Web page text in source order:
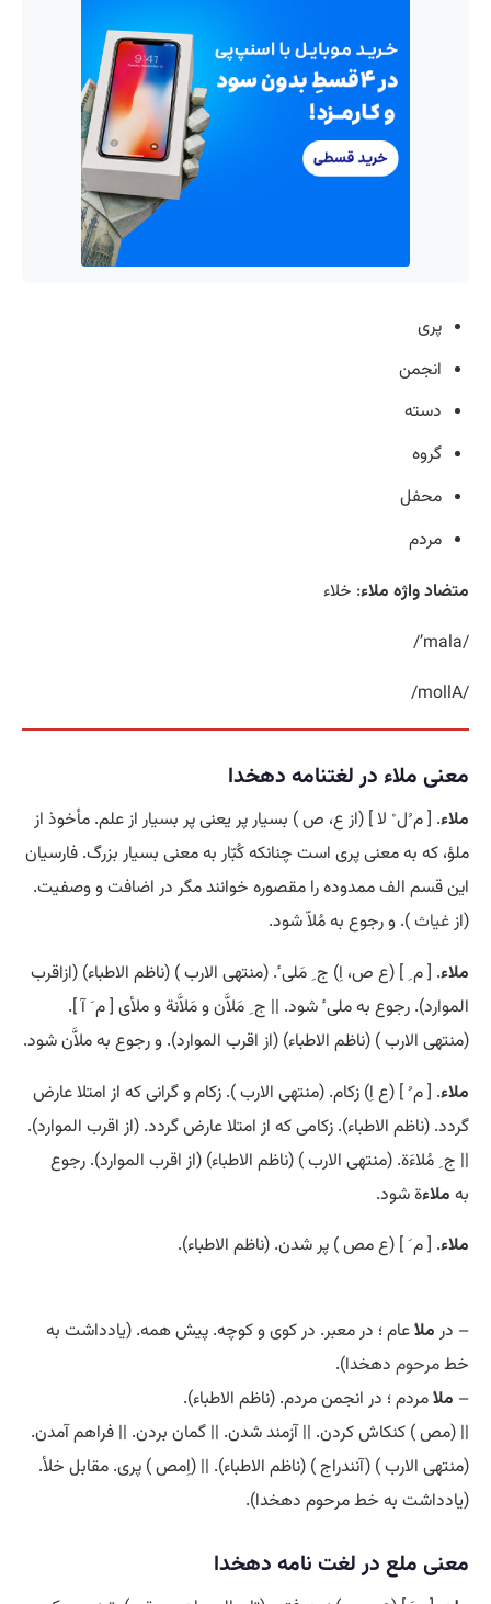
پری
انجمن
دسته
گروه
محفل
مردم
متضاد واژه ملاء: خلاء
/mala’/
/mollA/
معنی ملاء در لغتنامه دهخدا
ملاء. [ م ُل ْ لا ] (از ع، ص ) بسیار پر یعنی پر بسیار از علم. مأخوذ از
ملؤ، که به معنی پری است چنانکه کُبّار به معنی بسیار بزرگ. فارسیان
این قسم الف ممدوده را مقصوره خوانند مگر در اضافت و وصفیت.
(ازغیاث). و رجوع به مُلاّ شود.
ملاء. [ م ِ ] (ع ص، اِ) ج ِ مَلی ٔ. (منتهی الارب ) (ناظم الاطباء) (ازاقرب
الموارد). رجوع به ملی ٔ شود. || ج ِ مَلاَّن و مَلاَّنة و ملأی [ م َ آ ].
(منتهی الارب ) (ناظم الاطباء) (از اقرب الموارد). و رجوع به ملاَّن شود.
ملاء. [ م ُ ] (ع اِ) زکام. (منتهی الارب ). زکام و گرانی که از امتلا عارض
گردد. (ناظم الاطباء). زکامی که از امتلا عارض گردد. (از اقرب الموارد).
|| ج ِ مُلاءَة. (منتهی الارب ) (ناظم الاطباء) (از اقرب الموارد). رجوع
به ملاءة شود.
ملاء. [ م َ ] (ع مص ) پر شدن. (ناظم الاطباء).
– در ملأ عام ؛ در معبر. در کوی و کوچه. پیش همه. (یادداشت به
خطمرحوم دهخدا).
– ملأ مردم ؛ در انجمن مردم. (ناظم الاطباء).
|| (مص ) کنکاش کردن. || آزمند شدن. || گمان بردن. || فراهم آمدن.
(منتهی الارب ) (آنندراج ) (ناظم الاطباء). || (اِمص ) پری. مقابل خلأ.
(یادداشت به خط مرحوم دهخدا).
معنی ملع در لغت نامه دهخدا